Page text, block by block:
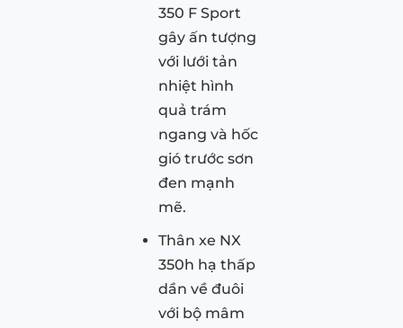
350 F Sport
gây ấn tượng
với lưới tản
nhiệt hình
quả trám
ngang và hốc
gió trước sơn
đen mạnh
mẽ.
Thân xe NX
350h hạ thấp
dần về đuôi
với bộ mâm